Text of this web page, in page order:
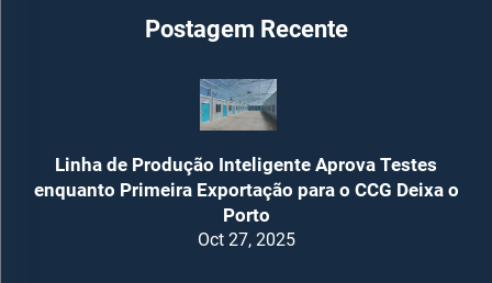
Postagem Recente
Linha de Produção Inteligente Aprova Testes
enquanto Primeira Exportação para o CCG Deixa o
Porto
Oct 27, 2025